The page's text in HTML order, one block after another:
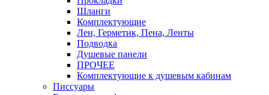
Шланги
Комплектующие
Лен, Герметик, Пена, Ленты
Подводка
Душевые панели
ПРОЧЕЕ
Комплектующие к душевым кабинам
Писсуары